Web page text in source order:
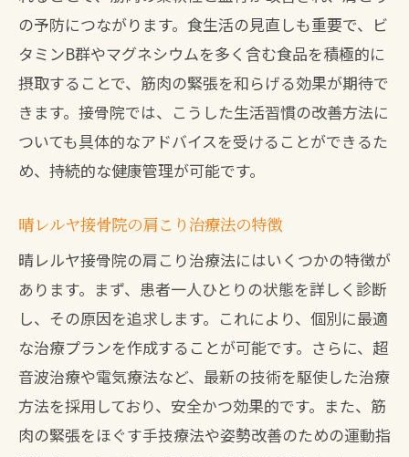
患者が感じる治療効果の違い
他の接骨院との違いを比較
晴レルヤ接骨院での治療経験談
肩こり解消のための特別なケア
接骨院のプロフェッショナルが肩こりを徹底
肩こり治療の専門家が提供するケア
徹底的なカウンセリングと診断
肩こりの根本原因にアプローチする治療
法
プロフェッショナルによる継続的なフォ
ローアップ
患者一人ひとりのニーズに応える治療プ
ラン
の予防につながります。食生活の見直しも重要で、ビ
タミンB群やマグネシウムを多く含む食品を積極的に
摂取することで、筋肉の緊張を和らげる効果が期待で
きます。接骨院では、こうした生活習慣の改善方法に
ついても具体的なアドバイスを受けることができるた
め、持続的な健康管理が可能です。
晴レルヤ接骨院の肩こり治療法の特徴
晴レルヤ接骨院の肩こり治療法にはいくつかの特徴が
あります。まず、患者一人ひとりの状態を詳しく診断
し、その原因を追求します。これにより、個別に最適
な治療プランを作成することが可能です。さらに、超
音波治療や電気療法など、最新の技術を駆使した治療
方法を採用しており、安全かつ効果的です。また、筋
肉の緊張をほぐす手技療法や姿勢改善のための運動指